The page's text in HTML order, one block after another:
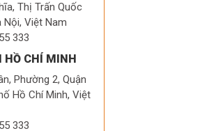
Thị Trấn Quốc
Nội, Việt Nam
333
HỒ CHÍ MINH
Phường 2, Quận
Hồ Chí Minh, Việt
333